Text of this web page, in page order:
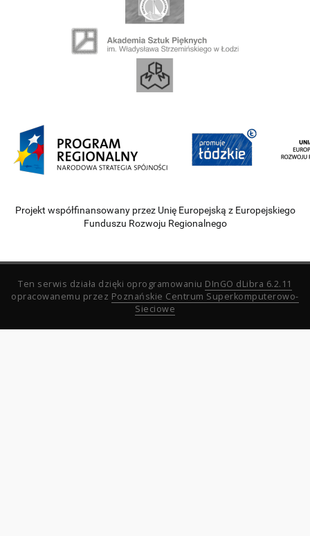
Projekt współfinansowany przez Unię Europejską z Europejskiego
Funduszu Rozwoju Regionalnego
Ten serwis działa dzięki oprogramowaniu DInGO dLibra 6.2.11
opracowanemu przez Poznańskie Centrum Superkomputerowo-
Sieciowe